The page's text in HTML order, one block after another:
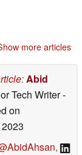
more articles
:Abid
Tech Writer-
on
,